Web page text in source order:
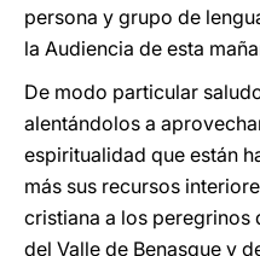
persona y grupo de
la Audiencia de esta
De modo particular
alentándolos a
espiritualidad que están
más sus recursos
cristiana a los peregrinos
del Valle de Benasque y